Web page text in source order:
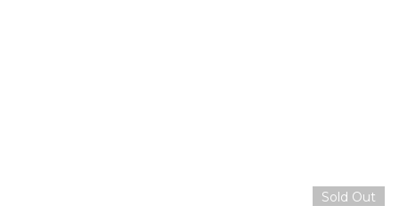
Sold Out